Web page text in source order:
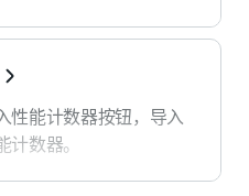
，选择通用 MIB或自定
些管理信息库 (MIB) 在
认可用。从下拉菜单中
性能计数器按钮，导入
数器。